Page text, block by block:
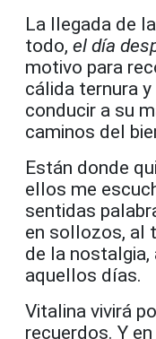
La llegada de
todo, el día
motivo para
cálida ternura
conducir a su
caminos del
Están donde
ellos me
sentidas
en sollozos, al
de la nostalgia,
aquellos días.
Vitalina vivirá
recuerdos. Y